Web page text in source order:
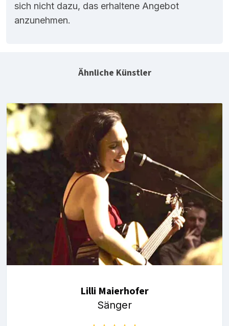
sich nicht dazu, das erhaltene Angebot
anzunehmen.
Ähnliche Künstler
Lilli Maierhofer
Sänger